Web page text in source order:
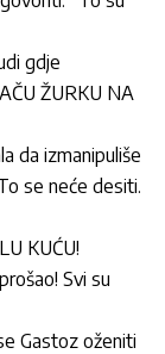
gdje
ŽURKU NA
da izmanipuliše
se neće desiti.
KUĆU!
Svi su
Gastoz oženiti